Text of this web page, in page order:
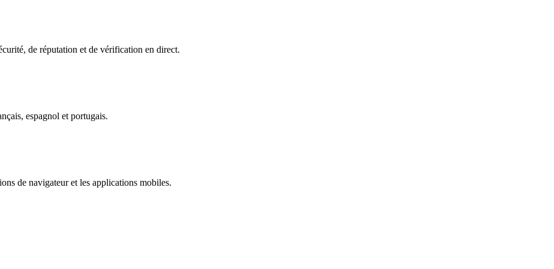
de réputation et de vérification en direct.
espagnol et portugais.
de navigateur et les applications mobiles.